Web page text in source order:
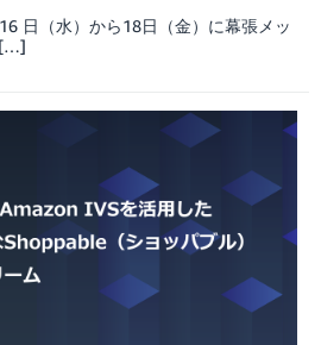
日（水）から18日（金）に幕張メッ
[…]